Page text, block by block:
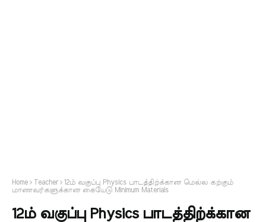
Home Teacher
12ம் வகுப்பு Physics பாடத்திற்க்கான மெல்ல கற்கும்
மாணவர்களுக்கான கையேடு Minimum Materials
12ம் வகுப்பு Physics பாடத்திற்க்கான